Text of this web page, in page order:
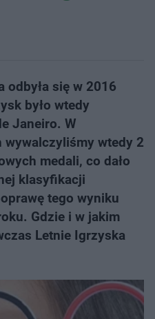
odbyła się w 2016
było wtedy
Janeiro. W
wywalczyliśmy wtedy 2
medali, co dało
klasyfikacji
tego wyniku
Gdzie i w jakim
Letnie Igrzyska